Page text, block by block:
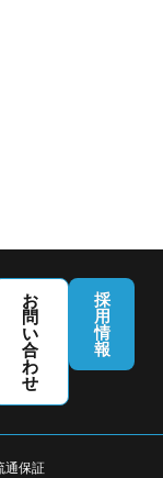
お
問
い
合
わ
せ
採
用
情
報
通保証